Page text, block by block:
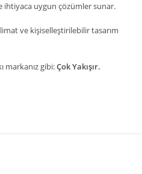
ihtiyaca uygun çözümler sunar.
ve kişiselleştirilebilir tasarım
markanız gibi:Çok Yakışır.